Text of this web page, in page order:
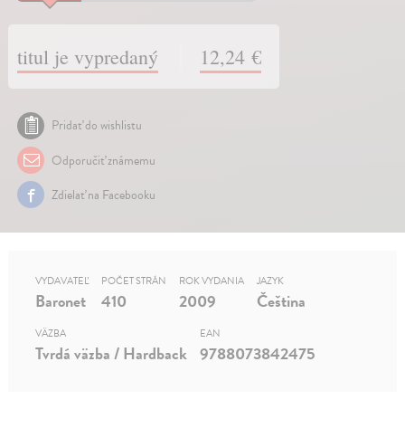
titul je vypredaný 12,24 €
Pridať do wishlistu
Odporučiť známemu
Zdielať na Facebooku
VYDAVATEĽ
Baronet
POČET STRÁN
410
ROK VYDANIA
2009
JAZYK
Čeština
VÄZBA
Tvrdá väzba / Hardback
EAN
9788073842475